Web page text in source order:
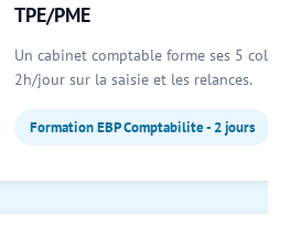
TPE/PME
Un cabinet comptable forme ses 5
2h/jour sur la saisie et les relances.
Formation EBP Comptabilite - 2 jours